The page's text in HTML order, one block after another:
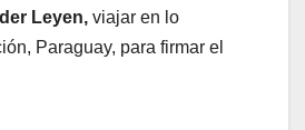
Leyen, viajar en lo
Paraguay, para firmar el